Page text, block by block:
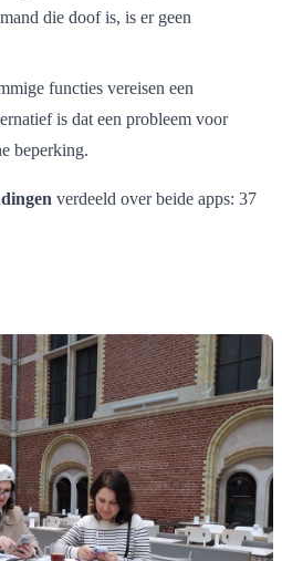
die doof is, is er geen
functies vereisen een
is dat een probleem voor
beperking.
verdeeld over beide apps: 37